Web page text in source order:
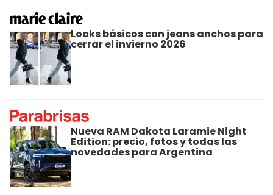
Looks básicos con jeans anchos para
cerrar el invierno 2026
Nueva RAM Dakota Laramie Night
Edition: precio, fotos y todas las
novedades para Argentina